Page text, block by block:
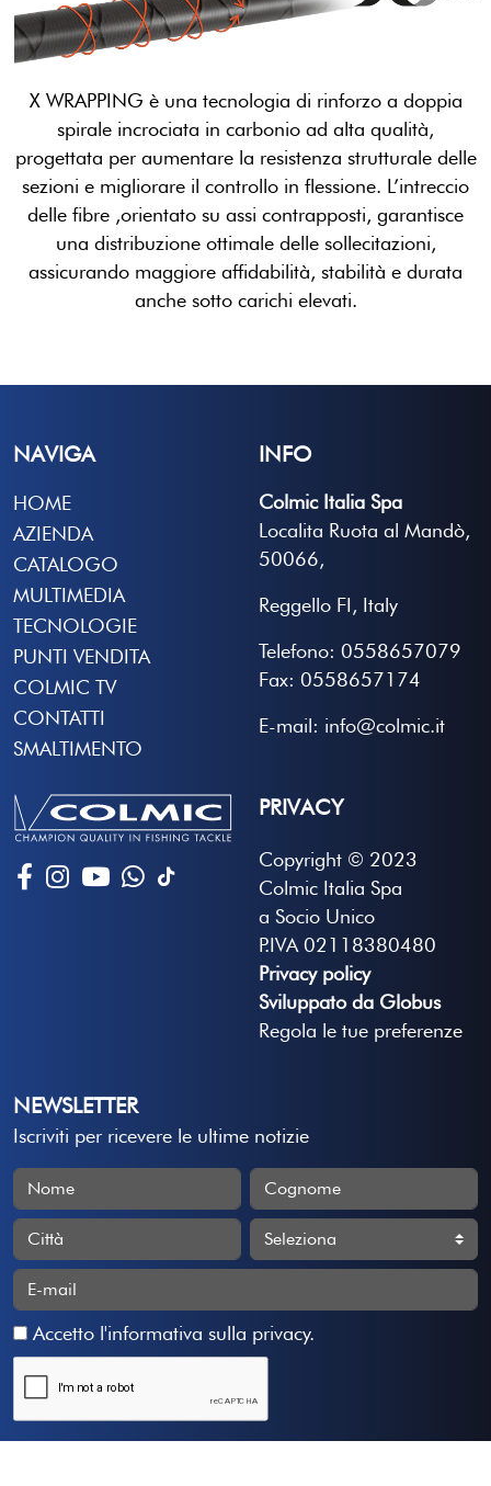
X WRAPPING è una tecnologia di rinforzo a doppia
spirale incrociata in carbonio ad alta qualità,
progettata per aumentare la resistenza strutturale delle
sezioni e migliorare il controllo in flessione. L’intreccio
delle fibre ,orientato su assi contrapposti, garantisce
una distribuzione ottimale delle sollecitazioni,
assicurando maggiore affidabilità, stabilità e durata
anche sotto carichi elevati.
NAVIGA
HOME
AZIENDA
CATALOGO
MULTIMEDIA
TECNOLOGIE
PUNTI VENDITA
COLMIC TV
CONTATTI
SMALTIMENTO
INFO
Colmic Italia Spa
Localita Ruota al Mandò,
50066,
Reggello FI, Italy
Telefono: 0558657079
Fax: 0558657174
E-mail: info@colmic.it
PRIVACY
Copyright © 2023
Colmic Italia Spa
a Socio Unico
P.IVA 02118380480
Privacy policy
Sviluppato da Globus
Regola le tue preferenze
NEWSLETTER
Iscriviti per ricevere le ultime notizie
Accetto l'informativa sulla privacy.